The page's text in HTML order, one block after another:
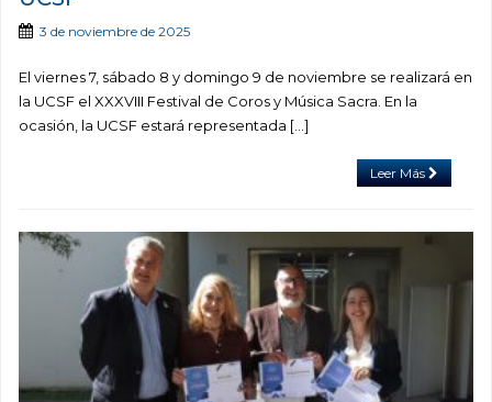
3 de noviembre de 2025
El viernes 7, sábado 8 y domingo 9 de noviembre se realizará en
la UCSF el XXXVIII Festival de Coros y Música Sacra. En la
ocasión, la UCSF estará representada […]
Leer Más